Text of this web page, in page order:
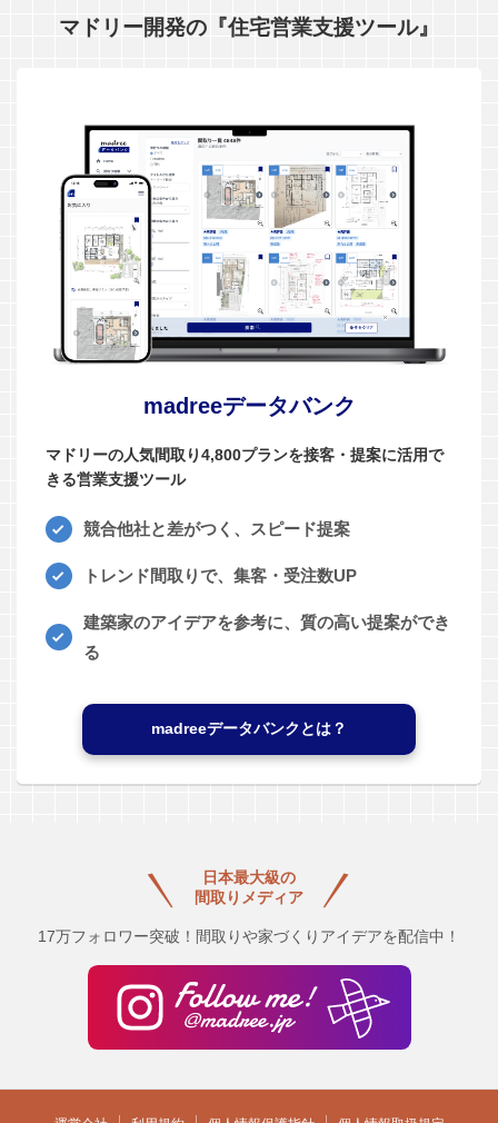
マドリー開発の『住宅営業支援ツール』
madreeデータバンク
マドリーの人気間取り4,800プランを接客・提案に活用で
きる営業支援ツール
競合他社と差がつく、スピード提案
トレンド間取りで、集客・受注数UP
建築家のアイデアを参考に、質の高い提案ができ
る
madreeデータバンクとは？
日本最大級の
間取りメディア
17万フォロワー突破！間取りや家づくりアイデアを配信中！